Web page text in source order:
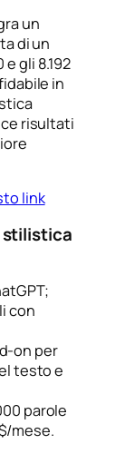
un
di un
gli 8.192
in
risultati
link
stilistica
con
on per
testo e
parole
mese.